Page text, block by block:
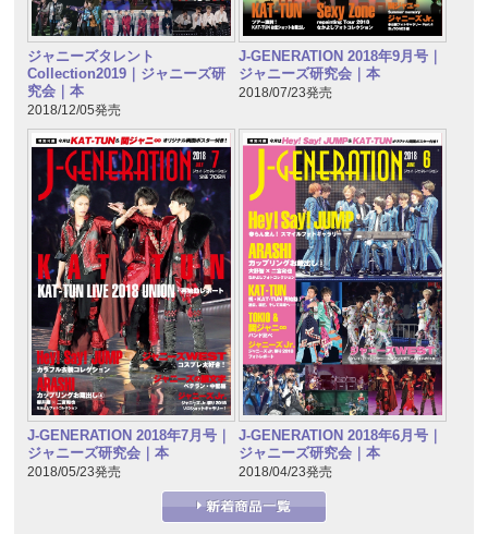
ジャニーズタレント
Collection2019｜ジャニーズ研
究会｜本
2018/12/05発売
J-GENERATION 2018年9月号｜
ジャニーズ研究会｜本
2018/07/23発売
J-GENERATION 2018年7月号｜
ジャニーズ研究会｜本
2018/05/23発売
J-GENERATION 2018年6月号｜
ジャニーズ研究会｜本
2018/04/23発売